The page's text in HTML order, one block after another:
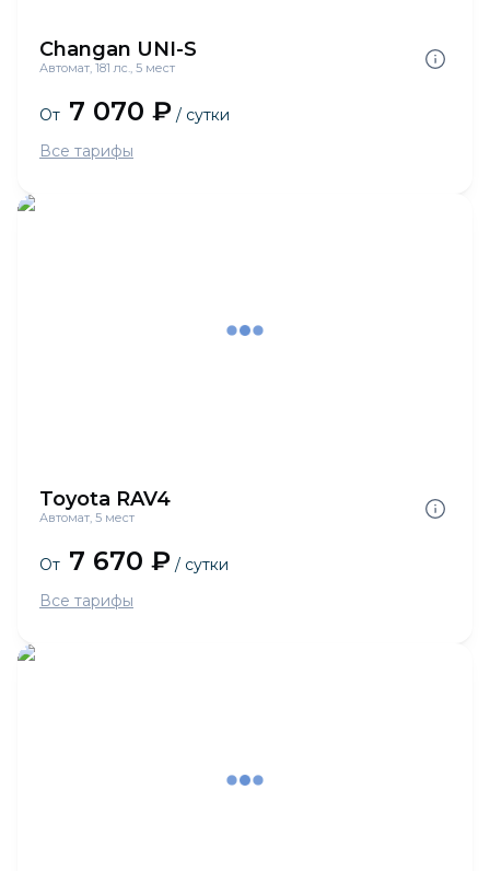
Changan UNI-S
Автомат, 181 лс., 5 мест
От 7 070 ₽ / сутки
Все тарифы
Toyota RAV4
Автомат, 5 мест
От 7 670 ₽ / сутки
Все тарифы